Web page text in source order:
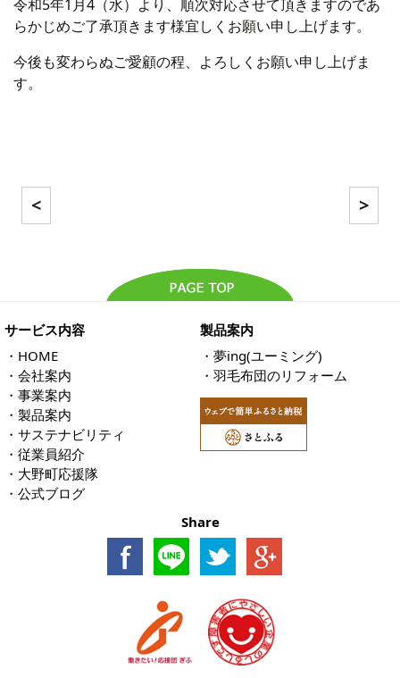
令和5年1月4（水）より、順次対応させて頂きますのであ
らかじめご了承頂きます様宜しくお願い申し上げます。
今後も変わらぬご愛顧の程、よろしくお願い申し上げま
す。
< >
サービス内容
・ HOME
・ 会社案内
・ 事業案内
・ 製品案内
・ サステナビリティ
・ 従業員紹介
・ 大野町応援隊
・ 公式ブログ
製品案内
・ 夢ing(ユーミング)
・ 羽毛布団のリフォーム
Share